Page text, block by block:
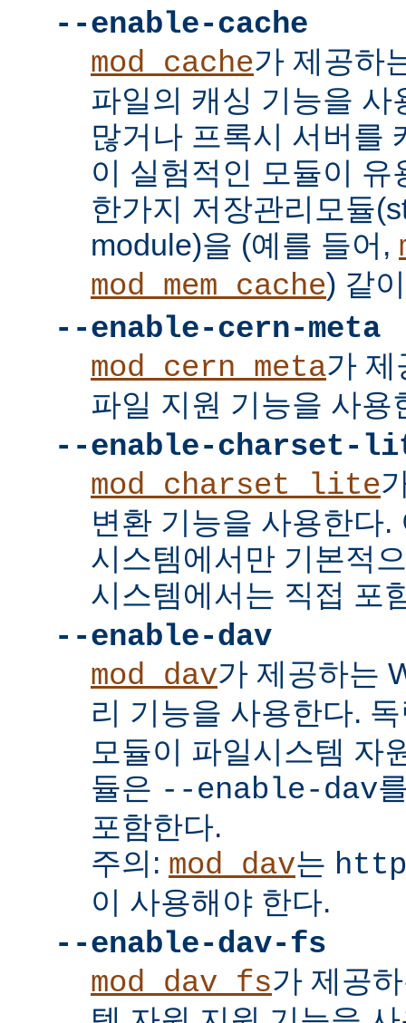
--enable-cache
mod_cache가 제공하
파일의 캐싱 기능을 사
많거나 프록시 서버를
이 실험적인 모듈이
한가지 저장관리모듈
module)을 (예를 들어,
mod_mem_cache) 같
--enable-cern-meta
mod_cern_meta가 제
파일 지원 기능을 사용
--enable-charset-
mod_charset_lite
변환 기능을 사용한다
시스템에서만 기본적
시스템에서는 직접 포
--enable-dav
mod_dav가 제공하는
리 기능을 사용한다.
모듈이 파일시스템 자
듈은 --enable-dav
포함한다.
주의: mod_dav는 http
이 사용해야 한다.
--enable-dav-fs
mod_dav_fs가 제공